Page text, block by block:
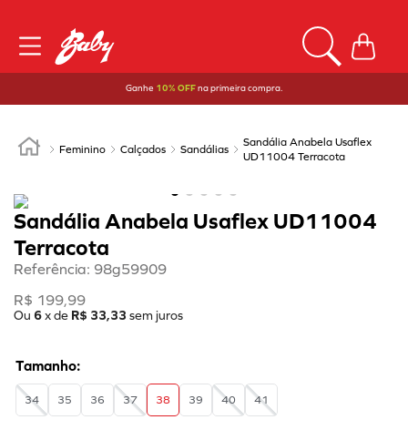
Ganhe 10% OFFna primeira compra.
Feminino Calçados Sandálias
Sandália Anabela Usaflex
UD11004 Terracota
Sandália Anabela Usaflex UD11004
Terracota
Referência: 98g59909
R$ 199,99
Ou 6x de R$ 33,33 sem juros
34 35 36 37 38 39 40 41